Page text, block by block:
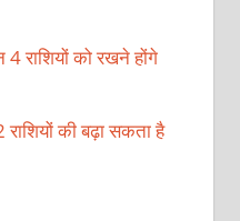
राशियों को रखने होंगे
की बढ़ा सकता है